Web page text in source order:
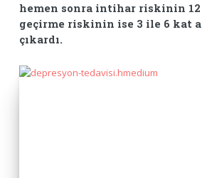
hemen sonra intihar riskinin
geçirme riskinin ise 3 ile 6 kat
çıkardı.